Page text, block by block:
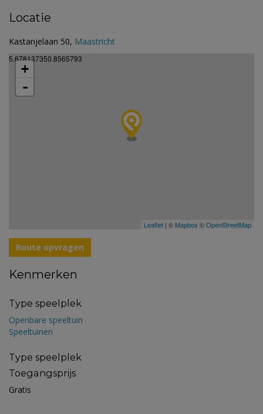
Locatie
Kastanjelaan 50, Maastricht
5.678137350.8565793
+
-
Leaflet | © Mapbox ©OpenStreetMap
Route opvragen
Kenmerken
Type speelplek
Openbare speeltuin
Speeltuinen
Type speelplek
Toegangsprijs
Gratis